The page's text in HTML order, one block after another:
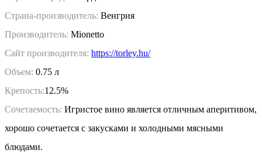
Страна-производитель: Венгрия
Производитель: Mionetto
Сайт производителя: https://torley.hu/
Объем: 0.75 л
Крепость:12.5%
Сочетаемость: Игристое вино является отличным аперитивом,
хорошо сочетается с закусками и холодными мясными
блюдами.